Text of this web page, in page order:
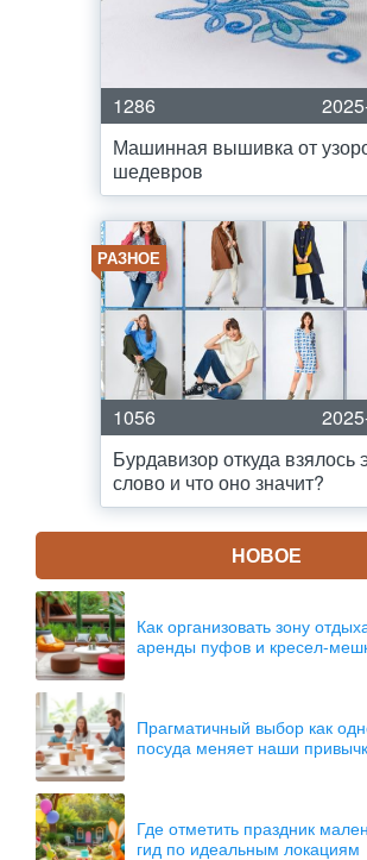
1286
Машинная вышивка от
шедевров
РАЗНОЕ
1056
Бурдавизор откуда взялось
слово и что оно значит?
НОВОЕ
Как организовать зону
аренды пуфов и кресел-
Прагматичный выбор как
посуда меняет наши
Где отметить праздник
гид по идеальным локациям